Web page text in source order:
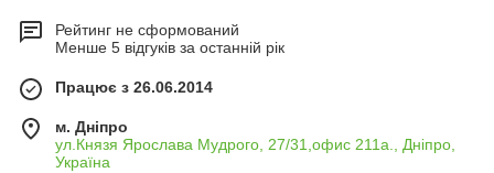
Рейтинг не сформований
Менше 5 відгуків за останній рік
Працює з 26.06.2014
м. Дніпро
ул.Князя Ярослава Мудрого, 27/31,офис 211а., Дніпро,
Україна